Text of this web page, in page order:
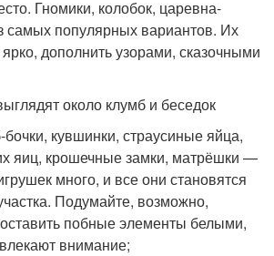
Гномики, колобок, царевна-
самых популярных вариантов. Их
дополнить узорами, сказочными
около клумб и беседок
бочки, кувшинки, страусиные яйца,
яиц, крошечные замки, матрёшки —
много, и все они становятся
Подумайте, возможно,
побные элементы белыми,
внимание;